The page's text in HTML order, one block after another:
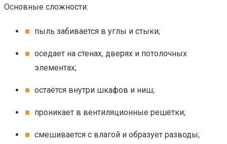
Основные сложности:
пыль забивается в углы и стыки;
оседает на стенах, дверях и потолочных
элементах;
остаётся внутри шкафов и ниш;
проникает в вентиляционные решётки;
смешивается с влагой и образует разводы;